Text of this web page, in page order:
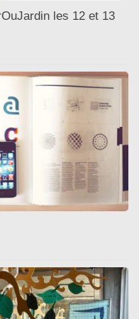
les 12 et 13